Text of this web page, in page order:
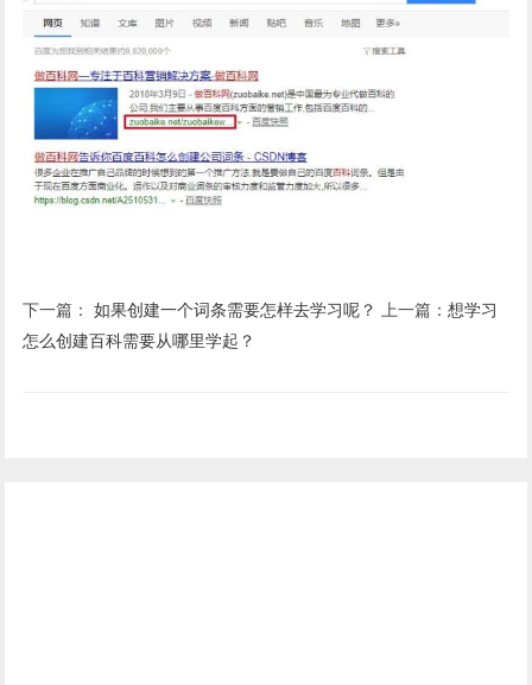
下一篇： 如果创建一个词条需要怎样去学习呢？ 上一篇：想学习
怎么创建百科需要从哪里学起？